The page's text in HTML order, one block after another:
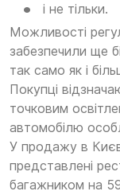
і не тільки.
Можливості
забезпечили ще
так само як і
Покупці
точковим
автомобілю
У продажу в
представлені
багажником на